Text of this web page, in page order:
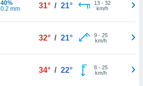
40%
0.2 mm
31° / 21° 13- 32
km/h
32° / 21° 9- 25
km/h
34° / 22° 8- 25
km/h